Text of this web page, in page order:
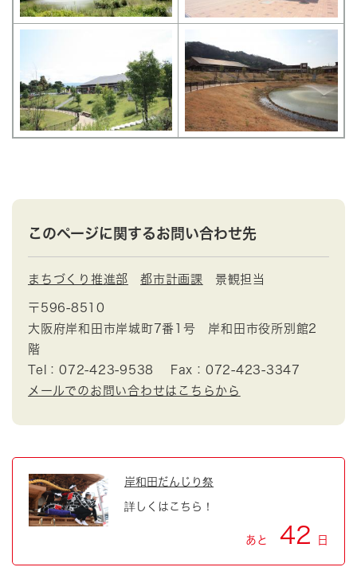
このページに関するお問い合わせ先
まちづくり推進部 都市計画課 景観担当
〒596-8510
大阪府岸和田市岸城町7番1号 岸和田市役所別館2
階
Tel：072-423-9538
Fax：072-423-3347
メールでのお問い合わせはこちらから
岸和田だんじり祭
詳しくはこちら！
あと 42 日